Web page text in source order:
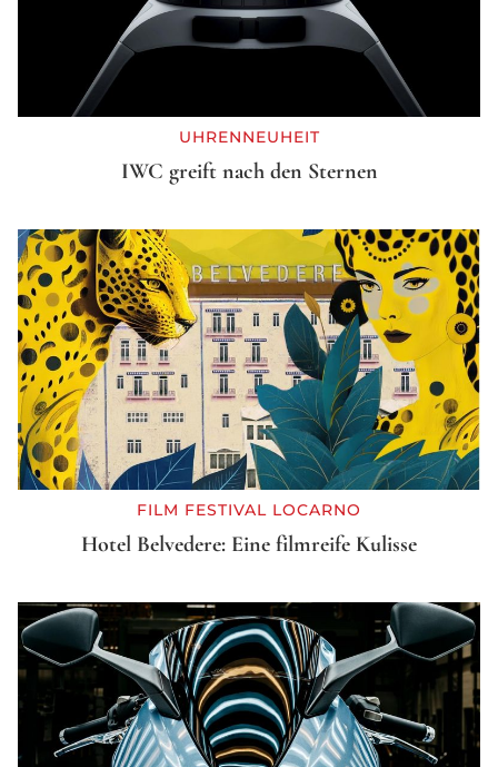
UHRENNEUHEIT
IWC greift nach den Sternen
FILM FESTIVAL LOCARNO
Hotel Belvedere: Eine filmreife Kulisse